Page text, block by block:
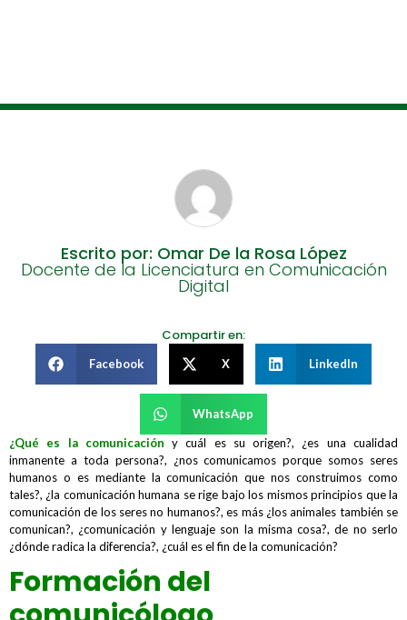
Escrito por: Omar De la Rosa López
Docente de la Licenciatura en Comunicación
Digital
Compartir en:
Facebook X LinkedIn
WhatsApp
¿Qué es la comunicación y cuál es su origen?, ¿es una cualidad
inmanente a toda persona?, ¿nos comunicamos porque somos seres
humanos o es mediante la comunicación que nos construimos como
tales?, ¿la comunicación humana se rige bajo los mismos principios que la
comunicación de los seres no humanos?, es más ¿los animales también se
comunican?, ¿comunicación y lenguaje son la misma cosa?, de no serlo
¿dónde radica la diferencia?, ¿cuál es el fin de la comunicación?
Formación del